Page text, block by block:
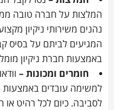
המלצות על חברה טובה
נהנים משירותי ניקיון
המגיעים לביתם על בסיס
באמצעות חברת ניקיון
חומרים ומכונות –
למשימה עובדים באמצעות
לסביבה. כיום לכל רהיט